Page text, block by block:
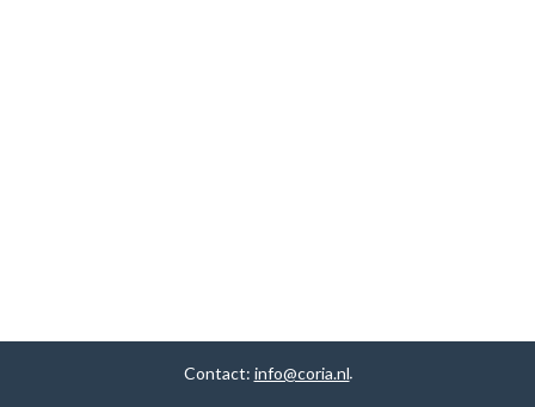
Contact: info@coria.nl.